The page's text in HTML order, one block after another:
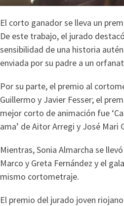
El corto ganador se lleva un
De este trabajo, el jurado
sensibilidad de una historia
enviada por su padre a un
Por su parte, el premio al
Guillermo y Javier Fesser; el
mejor corto de animación fue
ama’ de Aitor Arregi y José Mari
Mientras, Sonia Almarcha se
Marco y Greta Fernández y el
mismo cortometraje.
El premio del jurado joven